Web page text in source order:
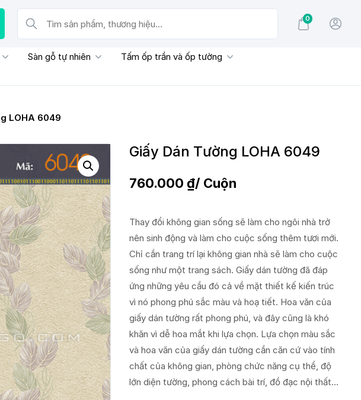
Tìm sản phẩm, thương hiệu...
0
Sàn gỗ tự nhiên
Tấm ốp trần và ốp tường
LOHA 6049
Giấy Dán Tường LOHA 6049
760.000 ₫/ Cuộn
Thay đổi không gian sống sẽ làm cho ngôi nhà trở
nên sinh động và làm cho cuộc sống thêm tươi mới.
Chỉ cần trang trí lại không gian nhà sẽ làm cho cuộc
sống như một trang sách. Giấy dán tường đã đáp
ứng những yêu cầu đó cả về mặt thiết kế kiến trúc
vì nó phong phú sắc màu và hoạ tiết. Hoa văn của
giấy dán tường rất phong phú, và đây cũng là khó
khăn vì dễ hoa mắt khi lựa chọn. Lựa chọn màu sắc
và hoa văn của giấy dán tường cần căn cứ vào tính
chất của không gian, phòng chức năng cụ thể, độ
lớn diện tường, phong cách bài trí, đồ đạc nội thất…